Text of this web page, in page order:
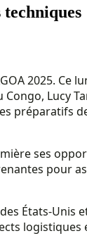
2025. Ce
Lucy
préparatifs
ses
pour
États-Unis